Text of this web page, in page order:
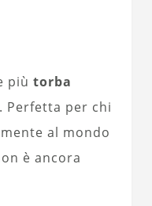
più torba
Perfetta per chi
al mondo
è ancora